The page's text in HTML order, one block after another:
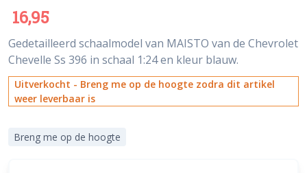
16,95
Gedetailleerd schaalmodel van MAISTO van de Chevrolet
Chevelle Ss 396 in schaal 1:24 en kleur blauw.
Uitverkocht - Breng me op de hoogte zodra dit artikel
weer leverbaar is
Breng me op de hoogte